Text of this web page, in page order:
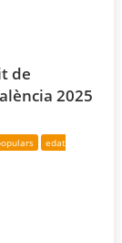
de
2025
edat